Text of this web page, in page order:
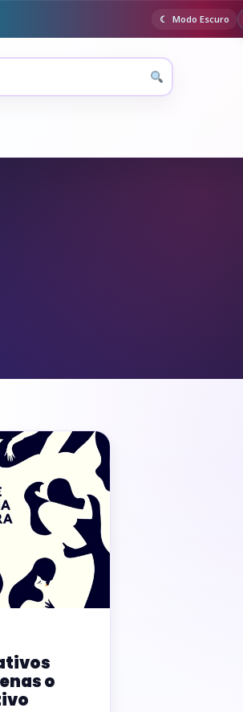
Modo Escuro
o